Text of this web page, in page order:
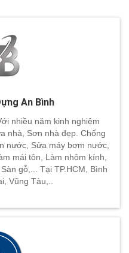
An Bình
nhiều năm kinh nghiệm
nhà, Sơn nhà đẹp. Chống
nước, Sửa máy bơm nước,
mái tôn, Làm nhôm kính,
gỗ,... Tại TP.HCM, Bình
Vũng Tàu,..